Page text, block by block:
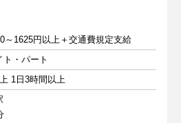
～1625円以上＋交通費規定支給
ト・パート
1日3時間以上